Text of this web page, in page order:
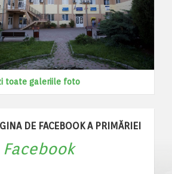
toate galeriile foto
DE FACEBOOK A PRIMĂRIEI
Facebook